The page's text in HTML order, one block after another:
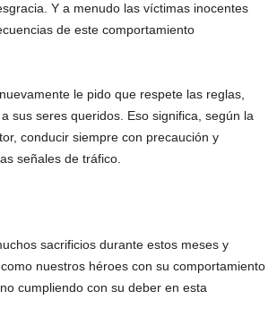
Y a menudo las víctimas inocentes
de este comportamiento
le pido que respete las reglas,
sus seres queridos. Eso significa, según la
conducir siempre con precaución y
señales de tráfico.
sacrificios durante estos meses y
nuestros héroes con su comportamiento
cumpliendo con su deber en esta